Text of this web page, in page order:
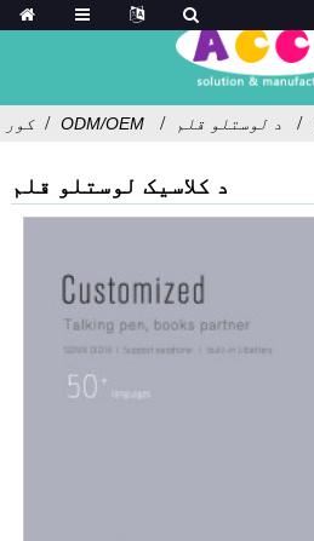
کور ODM/OEM د لوستلو قلم
د کلاسیک لوستلو قلم